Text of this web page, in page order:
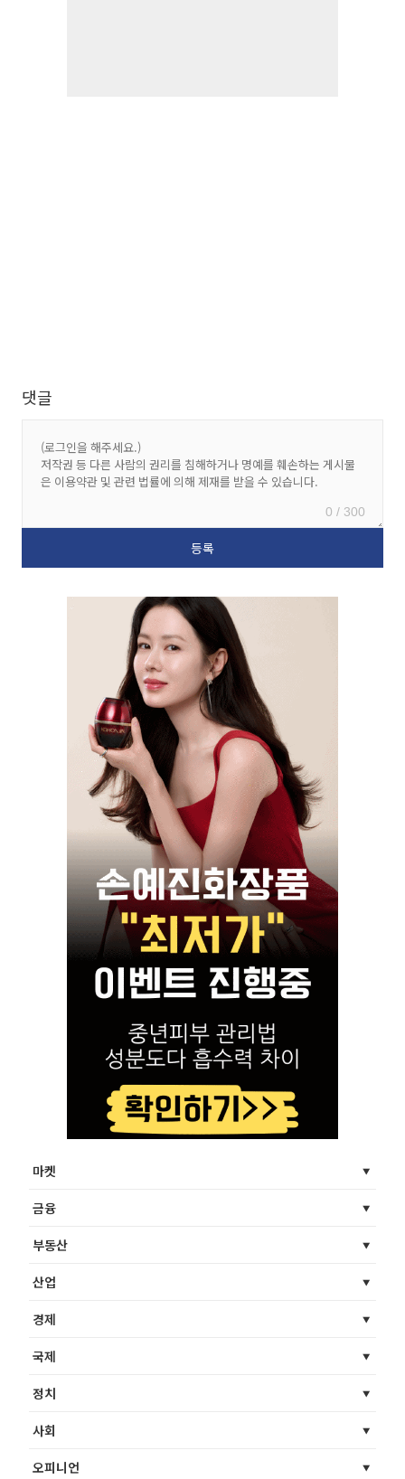
댓글
0 / 300
마켓
금융
부동산
산업
경제
국제
정치
사회
오피니언